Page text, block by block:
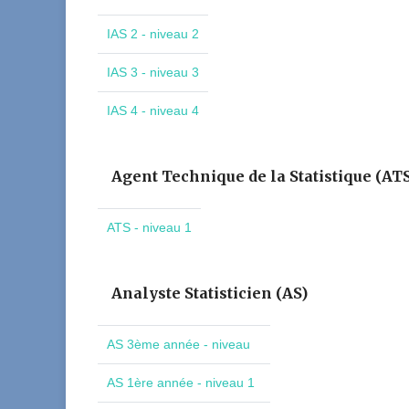
IAS 2 - niveau 2
IAS 3 - niveau 3
IAS 4 - niveau 4
Agent Technique de la Statistique
ATS - niveau 1
Analyste Statisticien (AS)
AS 3ème année - niveau
AS 1ère année - niveau 1